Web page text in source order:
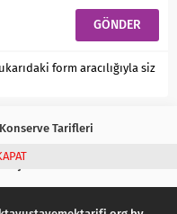
form aracılığıyla siz
Konserve Tarifleri
Turşu Tarifleri